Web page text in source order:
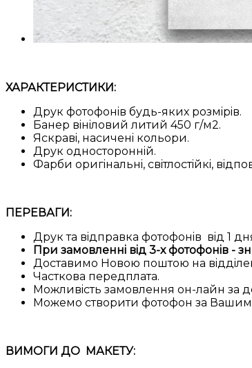
ХАРАКТЕРИСТИКИ:
Друк фотофонiв будь-яких розмiрiв.
Банер вiнiловий литий 450 г/м2.
Яскравi, насиченi кольори.
Друк одностороннiй.
Фарби оригiнальнi, свiтлостiйкi,
ПЕРЕВАГИ:
Друк та вiдправка фотофонiв вiд 1
При замовленнi вiд 3-х фотофонiв -
Доставимо Новою поштою на
Часткова передплата.
Можливiсть замовлення он-лайн за
Можемо створити фотофон за
ВИМОГИ ДО МАКЕТУ: